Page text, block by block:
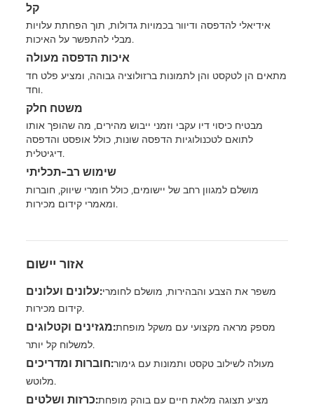
קל
אידיאלי להדפסה ודיוור בכמויות גדולות, תוך הפחתת עלויות
מבלי להתפשר על האיכות.
איכות הדפסה מעולה
מתאים הן לטקסט והן לתמונות ברזולוציה גבוהה, ומציע פלט חד
וחד.
משטח חלק
מבטיח כיסוי דיו עקבי וזמני ייבוש מהירים, מה שהופך אותו
לתואם לטכנולוגיות הדפסה שונות, כולל אופסט והדפסה
דיגיטלית.
שימוש רב-תכליתי
מושלם למגוון רחב של יישומים, כולל חומרי שיווק, חוברות
ומאמרי קידום מכירות.
אזור יישום
עלונים ועלונים:משפר את הצבע והבהירות, מושלם לחומרי
קידום מכירות.
מגזינים וקטלוגים:מספק מראה מקצועי עם משקל מופחת
למשלוח קל יותר.
חוברות ומדריכים:מעולה לשילוב טקסט ותמונות עם גימור
מלוטש.
כרזות ושלטים:מציע תצוגה מלאת חיים עם בוהק מופחת